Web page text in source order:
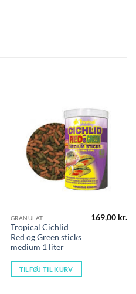
Den
aktuelle
pris
GRANULAT
Tropical Cichlid
Red og Green sticks
medium 1 liter
169,00 kr.
TILFØJ TIL KURV